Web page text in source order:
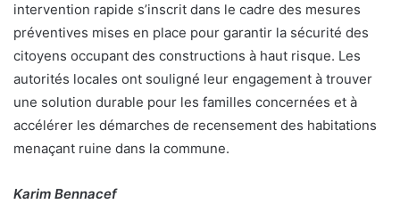
intervention rapide s’inscrit dans le cadre des mesures
préventives mises en place pour garantir la sécurité des
citoyens occupant des constructions à haut risque. Les
autorités locales ont souligné leur engagement à trouver
une solution durable pour les familles concernées et à
accélérer les démarches de recensement des habitations
menaçant ruine dans la commune.
Karim Bennacef